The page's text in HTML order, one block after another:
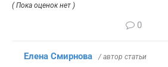
( Пока оценок нет )
0
Елена Смирнова / автор статьи